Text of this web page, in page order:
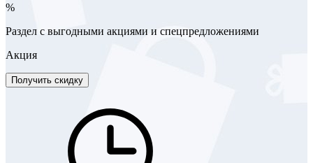
%
Раздел с выгодными акциями и спецпредложениями
Акция
Получить скидку